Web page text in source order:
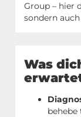
Group – hier
sondern
Was
behebe